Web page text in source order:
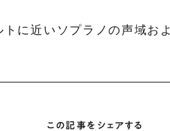
に近いソプラノの声域お
この記事をシェアする